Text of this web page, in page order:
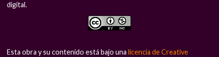
digital.
Esta obra y su contenido está bajo unalicencia de Creative